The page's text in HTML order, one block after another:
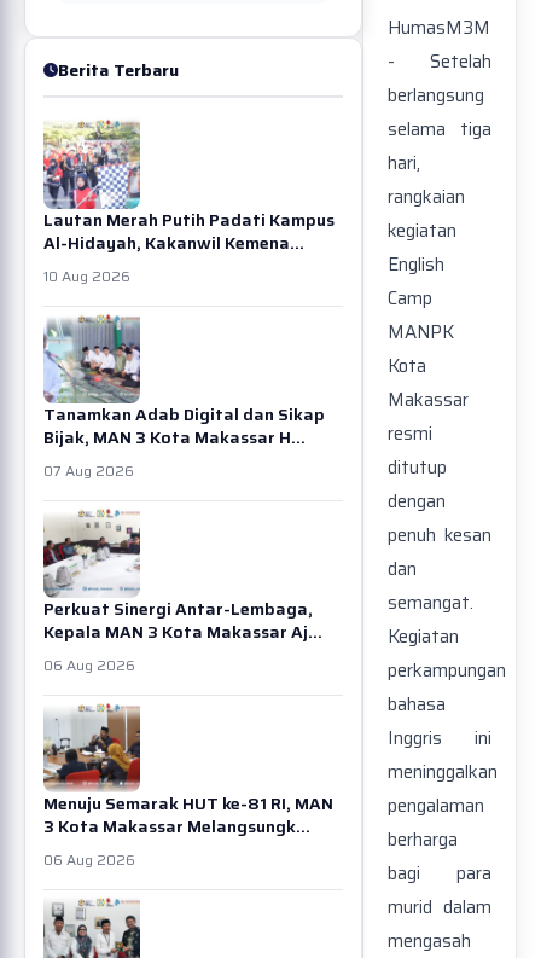
HumasM3M
- Setelah
berlangsung
selama tiga
hari,
rangkaian
kegiatan
English
Camp
MANPK
Kota
Makassar
resmi
ditutup
dengan
penuh kesan
dan
semangat.
Kegiatan
perkampungan
bahasa
Inggris ini
meninggalkan
pengalaman
berharga
bagi para
murid dalam
mengasah
Berita Terbaru
Lautan Merah Putih Padati Kampus
Al-Hidayah, Kakanwil Kemena...
10 Aug 2026
Tanamkan Adab Digital dan Sikap
Bijak, MAN 3 Kota Makassar H...
07 Aug 2026
Perkuat Sinergi Antar-Lembaga,
Kepala MAN 3 Kota Makassar Aj...
06 Aug 2026
Menuju Semarak HUT ke-81 RI, MAN
3 Kota Makassar Melangsungk...
06 Aug 2026